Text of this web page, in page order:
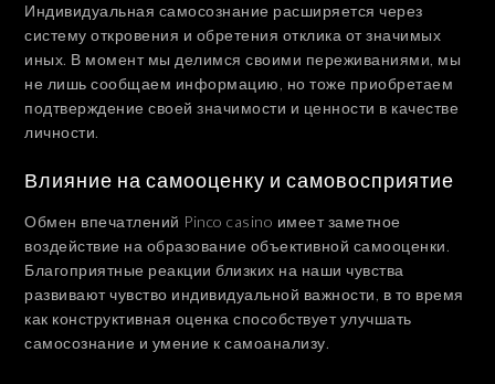
Индивидуальная самосознание расширяется через
систему откровения и обретения отклика от значимых
иных. В момент мы делимся своими переживаниями, мы
не лишь сообщаем информацию, но тоже приобретаем
подтверждение своей значимости и ценности в качестве
личности.
Влияние на самооценку и самовосприятие
Обмен впечатлений Pinco casino имеет заметное
воздействие на образование объективной самооценки.
Благоприятные реакции близких на наши чувства
развивают чувство индивидуальной важности, в то время
как конструктивная оценка способствует улучшать
самосознание и умение к самоанализу.